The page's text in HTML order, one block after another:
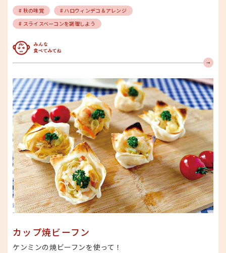
# 秋の味覚
# ハロウィンデコ＆アレンジ
# スライスベーコンを調理しよう
みんな食べてみてね
カップ焼ビーフン
ケンミンの焼ビーフンを使って！